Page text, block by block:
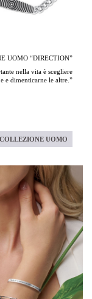
UOMO “DIRECTION”
nella vita è scegliere
e dimenticarne le altre.”
UOMO